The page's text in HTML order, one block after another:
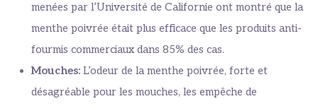
menées par l’Université de Californie ont montré que la
menthe poivrée était plus efficace que les produits anti-
fourmis commerciaux dans 85% des cas.
Mouches: L’odeur de la menthe poivrée, forte et
désagréable pour les mouches, les empêche de